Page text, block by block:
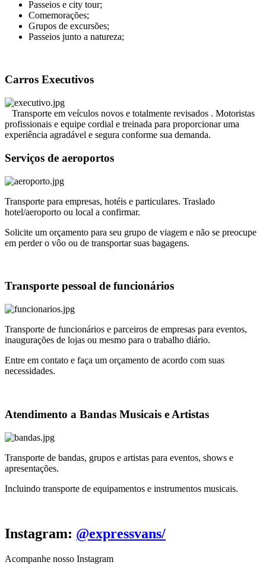
Passeios e city tour;
Comemorações;
Grupos de excursões;
Passeios junto a natureza;
Carros Executivos
Transporte em veículos novos e totalmente revisados . Motoristas
profissionais e equipe cordial e treinada para proporcionar uma
experiência agradável e segura conforme sua demanda.
Serviços de aeroportos
Transporte para empresas, hotéis e particulares. Traslado
hotel/aeroporto ou local a confirmar.
Solicite um orçamento para seu grupo de viagem e não se preocupe
em perder o vôo ou de transportar suas bagagens.
Transporte pessoal de funcionários
Transporte de funcionários e parceiros de empresas para eventos,
inaugurações de lojas ou mesmo para o trabalho diário.
Entre em contato e faça um orçamento de acordo com suas
necessidades.
Atendimento a Bandas Musicais e Artistas
Transporte de bandas, grupos e artistas para eventos, shows e
apresentações.
Incluindo transporte de equipamentos e instrumentos musicais.
Instagram: @expressvans/
Acompanhe nosso Instagram